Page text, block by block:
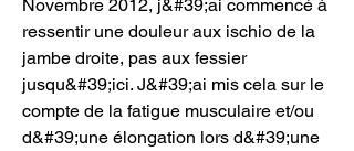
Novembre 2012, j&#39;ai commencé à
ressentir une douleur aux ischio de la
jambe droite, pas aux fessier
jusqu&#39;ici. J&#39;ai mis cela sur le
compte de la fatigue musculaire et/ou
d&#39;une élongation lors d&#39;une